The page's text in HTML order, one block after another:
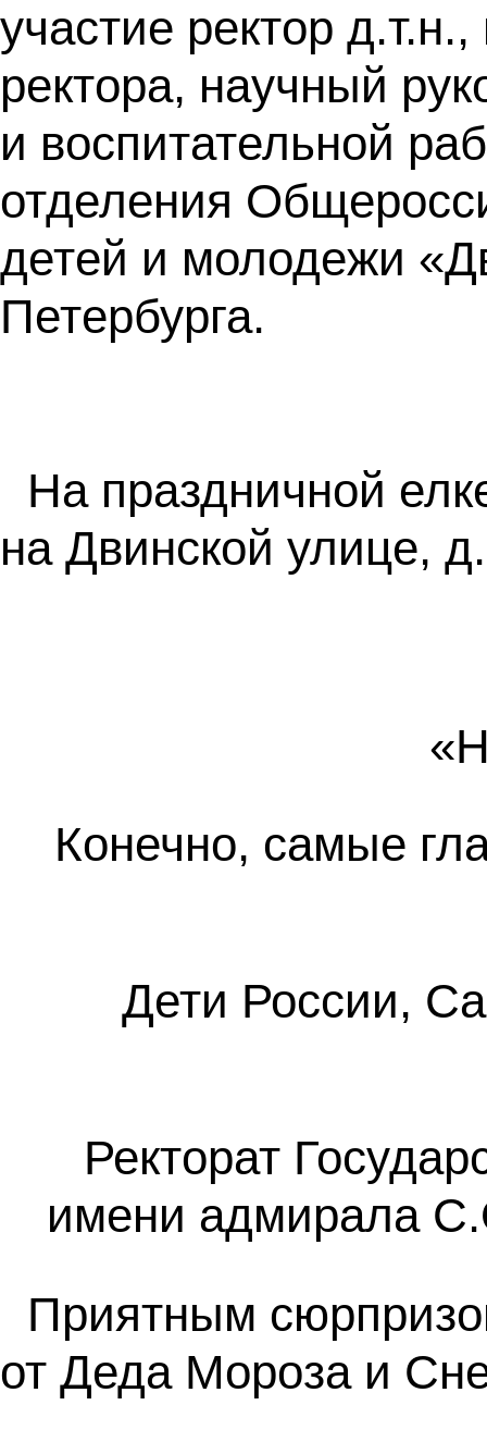
участие ректор
ректора, научный
и воспитательной
отделения
детей и молодежи
Петербурга.
На праздничной
на Двинской улице,
Конечно, самые
Дети России,
Ректорат
имени адмирала
Приятным
от Деда Мороза и